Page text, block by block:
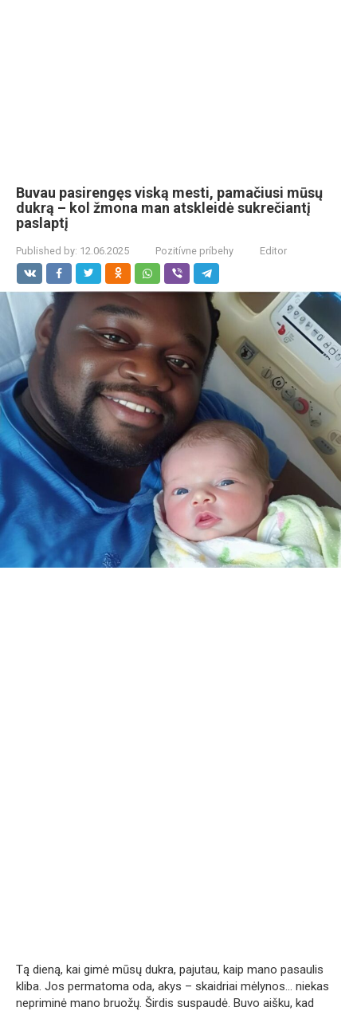
Buvau pasirengęs viską mesti, pamačiusi mūsų
dukrą – kol žmona man atskleidė sukrečiantį
paslaptį
Published by: 12.06.2025 Pozitívne príbehy Editor
Tą dieną, kai gimė mūsų dukra, pajutau, kaip mano pasaulis
kliba. Jos permatoma oda, akys – skaidriai mėlynos… niekas
nepriminė mano bruožų. Širdis suspaudė. Buvo aišku, kad